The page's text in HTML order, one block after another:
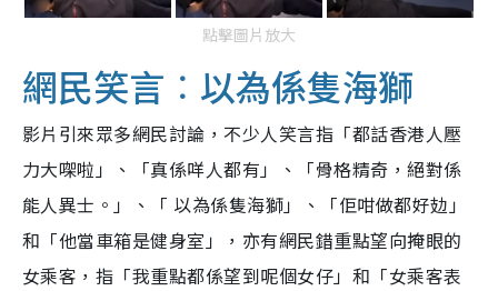
點擊圖片放大
網民笑言︰以為係隻海獅
影片引來眾多網民討論，不少人笑言指「都話香港人壓
力大㗎啦」、「真係咩人都有」、「骨格精奇，絕對係
能人異士。」、「 以為係隻海獅」、「佢咁做都好攰」
和「他當車箱是健身室」，亦有網民錯重點望向掩眼的
女乘客，指「我重點都係望到呢個女仔」和「女乘客表